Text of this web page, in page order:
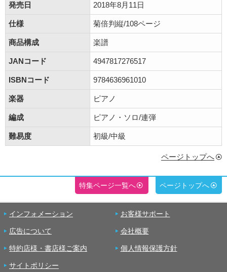
発売日 2018年8月11日
仕様 菊倍判縦/108ページ
商品構成 楽譜
JANコード 4947817276517
ISBNコード 9784636961010
楽器 ピアノ
編成 ピアノ・ソロ/連弾
難易度 初級/中級
ページトップへ
特集ページ一覧へ ページトップへ
インフォメーション お客様サポート
広告について 会社概要
特約店様・書店様ご案内 個人情報保護方針
サイトポリシー